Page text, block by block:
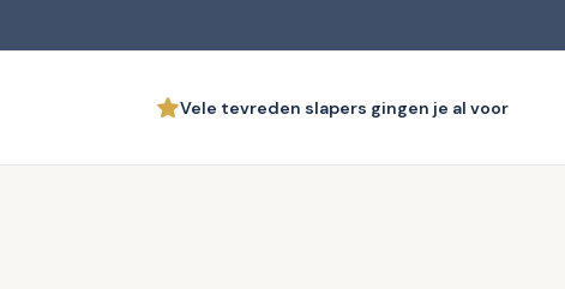
Vele tevreden slapers gingen je al voor